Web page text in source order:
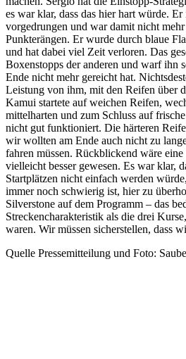
es war klar, dass das hier hart würde.
vorgedrungen und war damit nicht
Punkterängen. Er wurde durch blaue
und hat dabei viel Zeit verloren. Das
Boxenstopps der anderen und warf ihn
Ende nicht mehr gereicht hat.
Leistung von ihm, mit den Reifen über
Kamui startete auf weichen Reifen,
mittelharten und zum Schluss auf
nicht gut funktioniert. Die härteren
wir wollten am Ende auch nicht zu
fahren müssen. Rückblickend wäre
vielleicht besser gewesen. Es war klar,
Startplätzen nicht einfach werden
immer noch schwierig ist, hier zu
Silverstone auf dem Programm – das
Streckencharakteristik als die drei
waren. Wir müssen sicherstellen, dass
Quelle Pressemitteilung und Foto: